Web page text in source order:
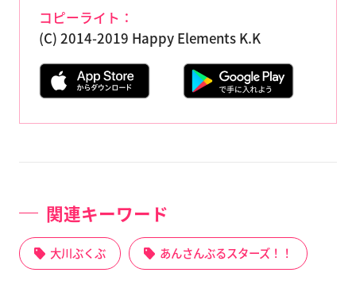
コピーライト：
(C) 2014-2019 Happy Elements K.K
関連キーワード
大川ぶくぶ あんさんぶるスターズ！！